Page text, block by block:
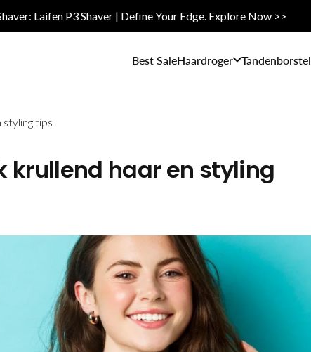
Laifen P3 Shaver | Define Your Edge. Explore Now >>
Best SaleHaardroger Tandenborstel
tips
krullend haar en styling